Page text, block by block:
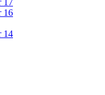
16
14